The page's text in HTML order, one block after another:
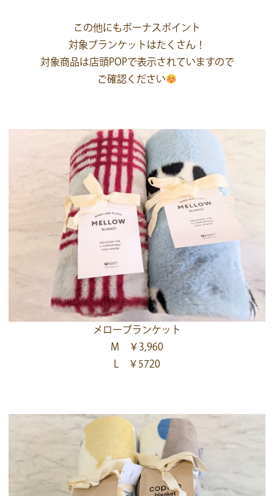
この他にもボーナスポイント
対象ブランケットはたくさん！
対象商品は店頭POPで表示されていますので
ご確認ください
メローブランケット
M ￥3,960
L ￥5720